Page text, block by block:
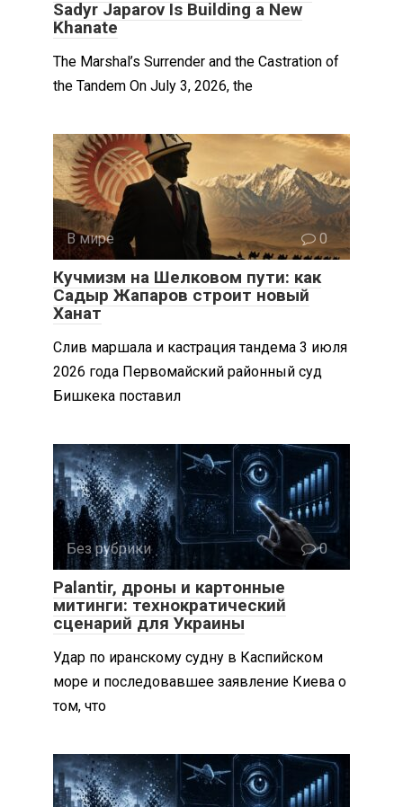
Sadyr Japarov Is Building a New
Khanate
The Marshal’s Surrender and the Castration of
the Tandem On July 3, 2026, the
В мире 0
Кучмизм на Шелковом пути: как
Садыр Жапаров строит новый
Ханат
Слив маршала и кастрация тандема 3 июля
2026 года Первомайский районный суд
Бишкека поставил
Без рубрики 0
Palantir, дроны и картонные
митинги: технократический
сценарий для Украины
Удар по иранскому судну в Каспийском
море и последовавшее заявление Киева о
том, что